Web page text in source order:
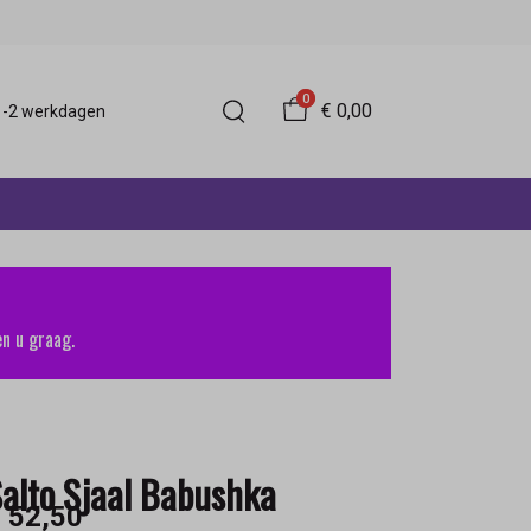
2 werkdagen
0
€ 0,00
u graag.
Sjaal Babushka
52,50